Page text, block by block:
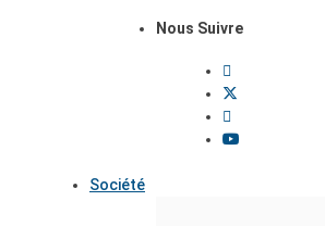
Nous Suivre
Société